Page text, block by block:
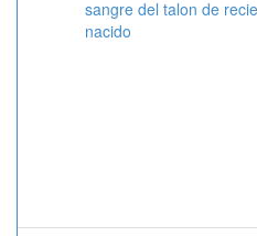
sangre del talon de
nacido